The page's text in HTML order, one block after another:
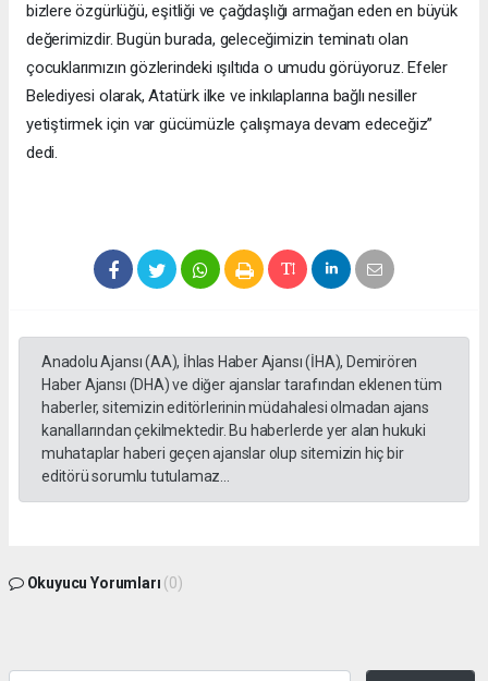
bizlere özgürlüğü, eşitliği ve çağdaşlığı armağan eden en büyük
değerimizdir. Bugün burada, geleceğimizin teminatı olan
çocuklarımızın gözlerindeki ışıltıda o umudu görüyoruz. Efeler
Belediyesi olarak, Atatürk ilke ve inkılaplarına bağlı nesiller
yetiştirmek için var gücümüzle çalışmaya devam edeceğiz”
dedi.
Anadolu Ajansı (AA), İhlas Haber Ajansı (İHA), Demirören
Haber Ajansı (DHA) ve diğer ajanslar tarafından eklenen tüm
haberler, sitemizin editörlerinin müdahalesi olmadan ajans
kanallarından çekilmektedir. Bu haberlerde yer alan hukuki
muhataplar haberi geçen ajanslar olup sitemizin hiç bir
editörü sorumlu tutulamaz...
Okuyucu Yorumları (0)